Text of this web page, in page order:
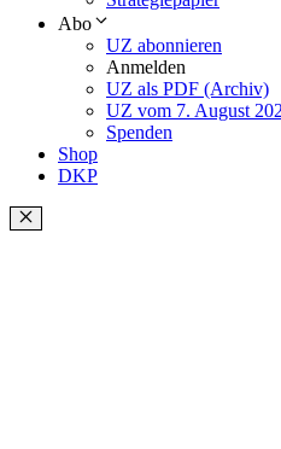
Abo
UZ abonnieren
Anmelden
UZ als PDF (Archiv)
UZ vom 7. August
Spenden
Shop
DKP
Schließen